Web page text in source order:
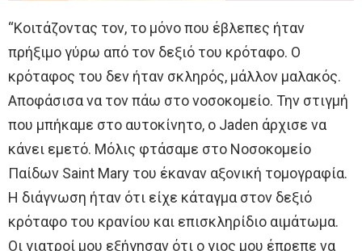
“Κοιτάζοντας τον, το μόνο που έβλεπες ήταν
πρήξιμο γύρω από τον δεξιό του κρόταφο. Ο
κρόταφος του δεν ήταν σκληρός, μάλλον μαλακός.
Αποφάσισα να τον πάω στο νοσοκομείο. Την στιγμή
που μπήκαμε στο αυτοκίνητο, ο Jaden άρχισε να
κάνει εμετό. Μόλις φτάσαμε στο Νοσοκομείο
Παίδων Saint Mary του έκαναν αξονική τομογραφία.
Η διάγνωση ήταν ότι είχε κάταγμα στον δεξιό
κρόταφο του κρανίου και επισκληρίδιο αιμάτωμα.
Οι γιατροί μου εξήγησαν ότι ο γιος μου έπρεπε να